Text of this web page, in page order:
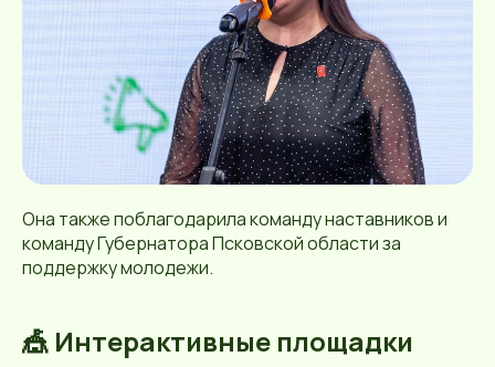
Она также поблагодарила команду наставников и
команду Губернатора Псковской области за
поддержку молодежи.
🎪 Интерактивные площадки